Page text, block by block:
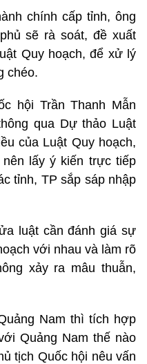
chính cấp tỉnh, ông
sẽ rà soát, đề xuất
Quy hoạch, để xử lý
chéo.
hội Trần Thanh Mẫn
qua Dự thảo Luật
của Luật Quy hoạch,
lấy ý kiến trực tiếp
tỉnh, TP sắp sáp nhập
luật cần đánh giá sự
với nhau và làm rõ
xảy ra mâu thuẫn,
Nam thì tích hợp
Quảng Nam thế nào
tịch Quốc hội nêu vấn